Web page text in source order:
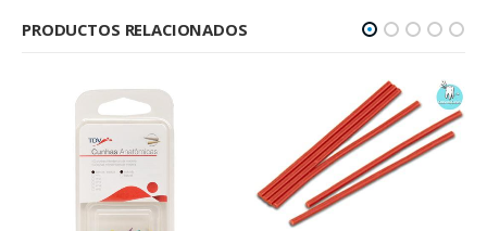
PRODUCTOS RELACIONADOS